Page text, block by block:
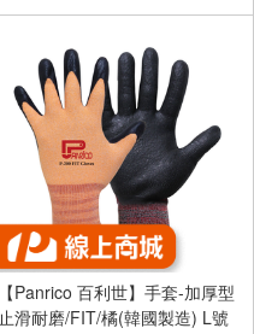
【Panrico 百利世】手套-加厚型
止滑耐磨/FIT/橘(韓國製造) L號